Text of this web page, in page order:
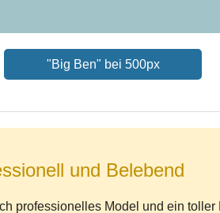
"Big Ben" bei 500px
und Belebend
professionelles Model und ein toller